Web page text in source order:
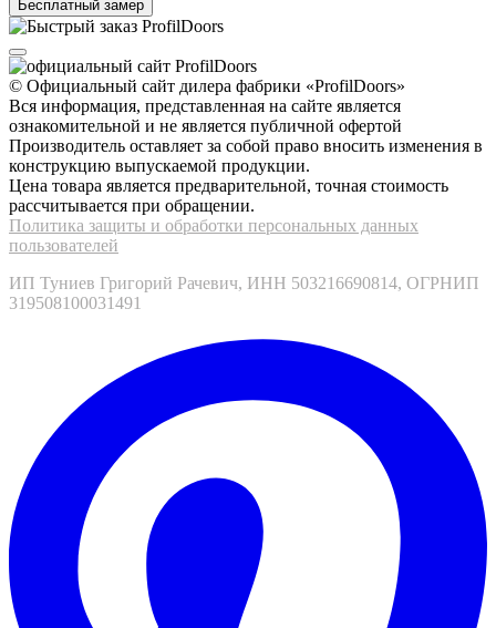
© Официальный сайт дилера фабрики «ProfilDoors»
Вся информация, представленная на сайте является
ознакомительной и не является публичной офертой
Производитель оставляет за собой право вносить изменения в
конструкцию выпускаемой продукции.
Цена товара является предварительной, точная стоимость
рассчитывается при обращении.
Политика защиты и обработки персональных данных
пользователей
ИП Туниев Григорий Рачевич, ИНН 503216690814, ОГРНИП
319508100031491